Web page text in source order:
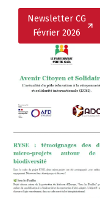
Newsletter CG
Février 2026